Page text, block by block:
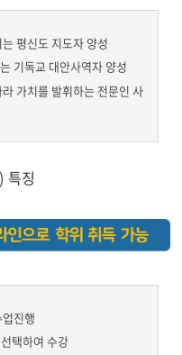
평신도 지도자 양성
기독교 대안사역자 양성
가치를 발휘하는 전문인 사
특징
진행
택하여 수강